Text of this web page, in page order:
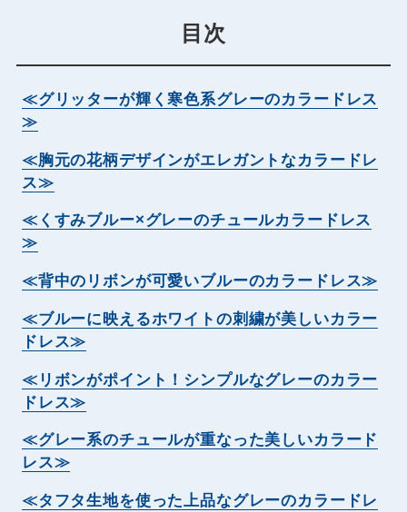
目次
≪グリッターが輝く寒色系グレーのカラードレス
≫
≪胸元の花柄デザインがエレガントなカラードレ
ス≫
≪くすみブルー×グレーのチュールカラードレス
≫
≪背中のリボンが可愛いブルーのカラードレス≫
≪ブルーに映えるホワイトの刺繍が美しいカラー
ドレス≫
≪リボンがポイント！シンプルなグレーのカラー
ドレス≫
≪グレー系のチュールが重なった美しいカラード
レス≫
≪タフタ生地を使った上品なグレーのカラードレ